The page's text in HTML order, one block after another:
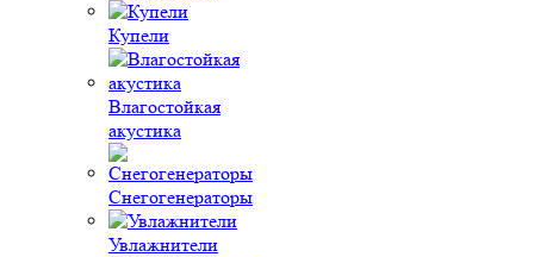
Купели
Влагостойкая
акустика
Снегогенераторы
Увлажнители